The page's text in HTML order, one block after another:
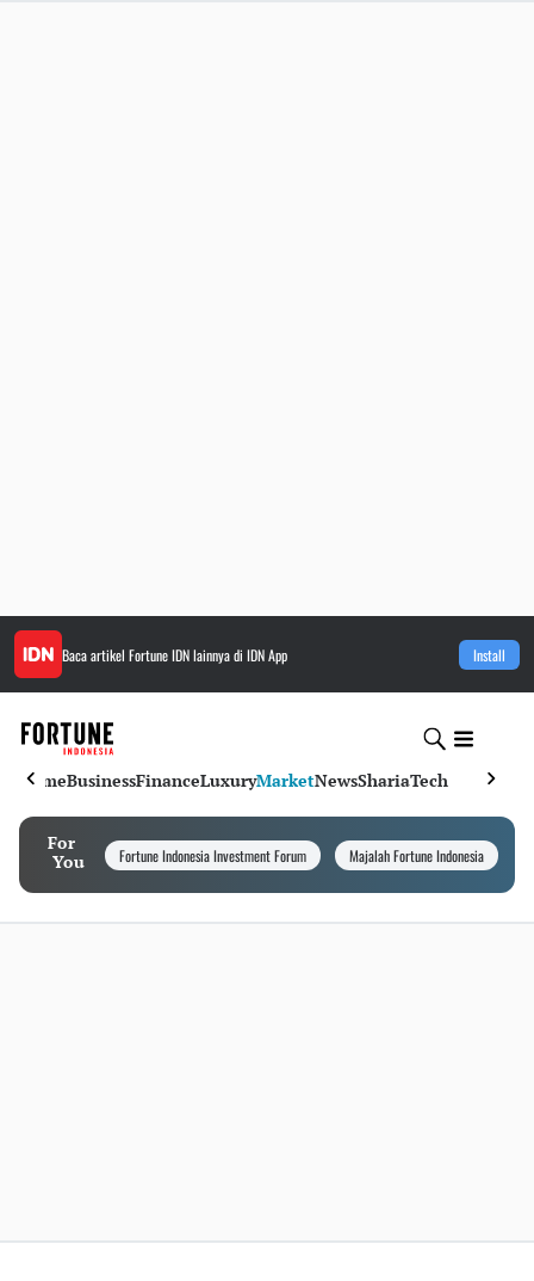
Baca artikel Fortune IDNlainnya di IDN App Install
HomeBusinessFinanceLuxuryMarketNewsShariaTech
For
You
Fortune Indonesia Investment Forum Majalah Fortune Indonesia